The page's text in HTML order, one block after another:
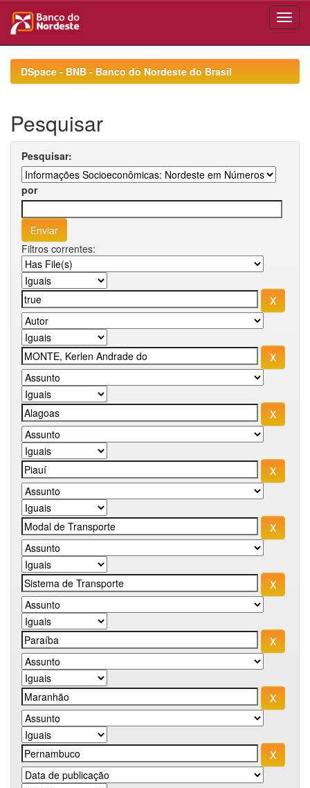
navigationDSpace - BNB - Banco do Nordeste do Brasil
Pesquisar
Pesquisar:
por
Filtros correntes: